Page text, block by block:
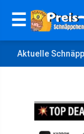
☰
Aktuelle